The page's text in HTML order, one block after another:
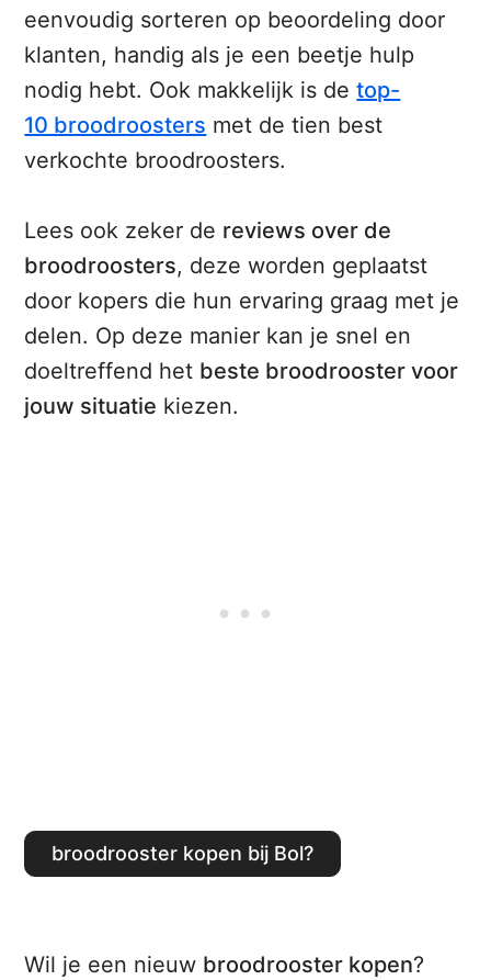
eenvoudig sorteren op beoordeling door
klanten, handig als je een beetje hulp
nodig hebt. Ook makkelijk is detop-
10 broodroosters met de tien best
verkochte broodroosters.
Lees ook zeker de reviews over de
broodroosters, deze worden geplaatst
door kopers die hun ervaring graag met je
delen. Op deze manier kan je snel en
doeltreffend het beste broodrooster voor
jouw situatie kiezen.
Broodrooster kopen bij Bol?
Wil je een nieuw broodrooster kopen?